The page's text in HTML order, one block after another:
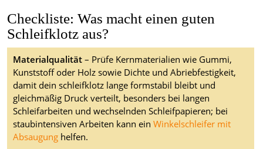
Checkliste: Was macht einen guten
Schleifklotz aus?
Materialqualität– Prüfe Kernmaterialien wie Gummi,
Kunststoff oder Holz sowie Dichte und Abriebfestigkeit,
damit dein schleifklotz lange formstabil bleibt und
gleichmäßig Druck verteilt, besonders bei langen
Schleifarbeiten und wechselnden Schleifpapieren; bei
staubintensiven Arbeiten kann ein Winkelschleifer mit
Absaugung helfen.